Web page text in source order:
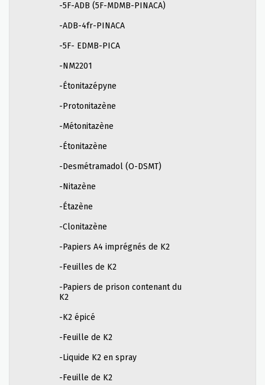
-5F-ADB (5F-MDMB-PINACA)
-ADB-4fr-PINACA
-5F- EDMB-PICA
-NM2201
-Étonitazépyne
-Protonitazène
-Métonitazène
-Étonitazène
-Desmétramadol (O-DSMT)
-Nitazène
-Étazène
-Clonitazène
-Papiers A4 imprégnés de K2
-Feuilles de K2
-Papiers de prison contenant du
K2
-K2 épicé
-Feuille de K2
-Liquide K2 en spray
-Feuille de K2